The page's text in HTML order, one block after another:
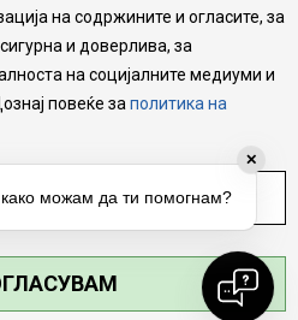
попрецизни во описот на
на слики и цени, но не
дека сите информации се
Сите производи се дел од
подразбира дека мора да се
секој момент.
. СИТЕ ПРАВА ЗАДРЖАНИ.
на содржините и огласите, за
и доверлива, за
на социјалните медиуми и
повеќе за политика на
ПОСТАВУВАЊА
✕
можам да ти помогнам?